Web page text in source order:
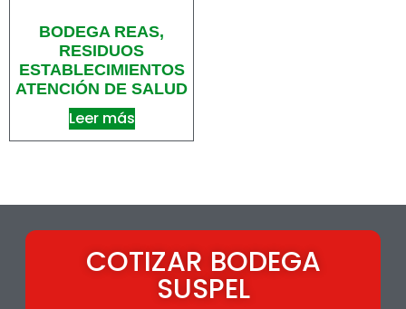
BODEGA REAS,
RESIDUOS
ESTABLECIMIENTOS
ATENCIÓN DE SALUD
Leer más
COTIZAR BODEGA
SUSPEL